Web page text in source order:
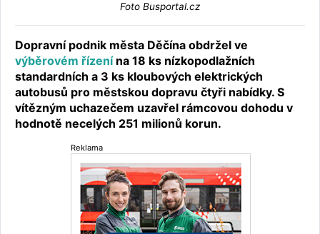
Foto Busportal.cz
Dopravní podnik města Děčína obdržel ve
výběrovém řízenína 18 ks nízkopodlažních
standardních a 3 ks kloubových elektrických
autobusů pro městskou dopravu čtyři nabídky. S
vítězným uchazečem uzavřel rámcovou dohodu v
hodnotě necelých 251 milionů korun.
Reklama